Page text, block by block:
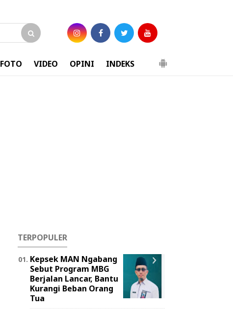
FOTO VIDEO OPINI INDEKS
TERPOPULER
Kepsek MAN Ngabang
Sebut Program MBG
Berjalan Lancar, Bantu
Kurangi Beban Orang
Tua